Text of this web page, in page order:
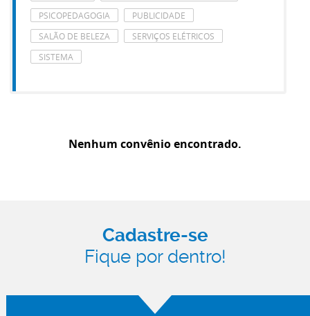
PSICOPEDAGOGIA
PUBLICIDADE
SALÃO DE BELEZA
SERVIÇOS ELÉTRICOS
SISTEMA
Nenhum convênio encontrado.
Cadastre-se
Fique por dentro!